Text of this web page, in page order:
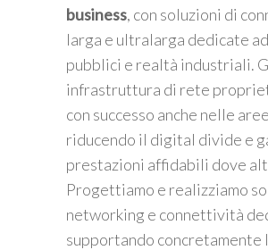
business, con soluzioni di
larga e ultralarga dedicate
pubblici e realtà industriali.
infrastruttura di rete
con successo anche nelle
riducendo il digital divide e
prestazioni affidabili dove
Progettiamo e realizziamo
networking e connettività
supportando concretamente